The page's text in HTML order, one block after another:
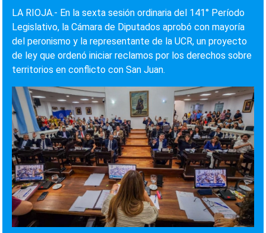
LA RIOJA.- En la sexta sesión ordinaria del 141° Período
Legislativo, la Cámara de Diputados aprobó con mayoría
del peronismo y la representante de la UCR, un proyecto
de ley que ordenó iniciar reclamos por los derechos sobre
territorios en conflicto con San Juan.